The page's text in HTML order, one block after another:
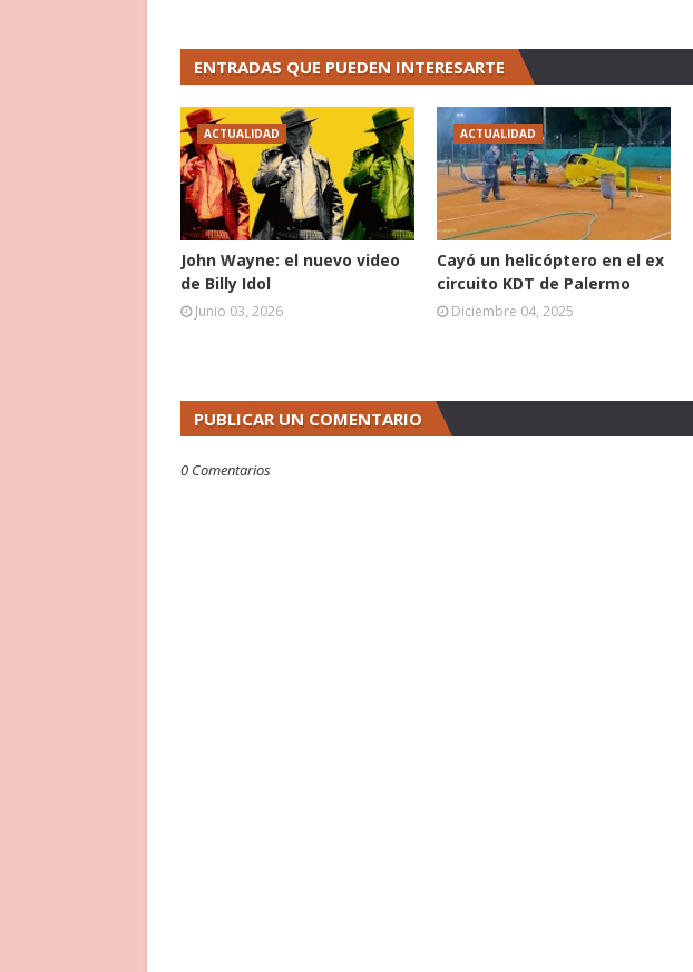
ENTRADAS QUE PUEDEN INTERESARTE
ACTUALIDAD
John Wayne: el nuevo video
de Billy Idol
Junio 03, 2026
ACTUALIDAD
Cayó un helicóptero en el ex
circuito KDT de Palermo
Diciembre 04, 2025
PUBLICAR UN COMENTARIO
0 Comentarios